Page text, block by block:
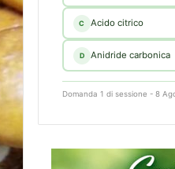
C Acido citrico
D Anidride carbonica
Domanda 1 di sessione - 8